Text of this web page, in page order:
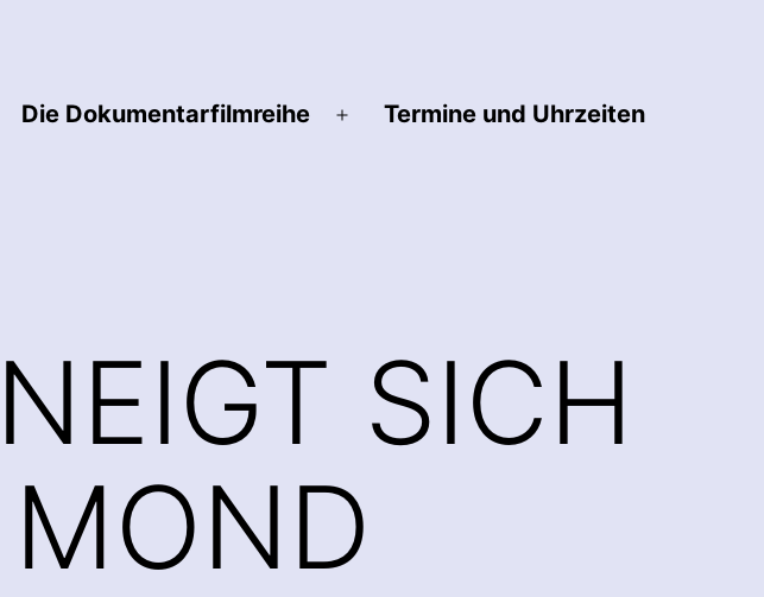
Die Dokumentarfilmreihe
Menü
Termine und Uhrzeiten
SICH